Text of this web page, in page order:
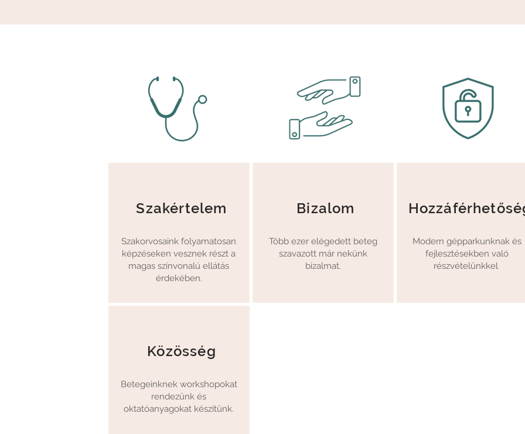
Szakértelem
Szakorvosaink folyamatosan
képzéseken vesznek részt a
magas színvonalú ellátás
érdekében.
Bizalom
Több ezer elégedett beteg
szavazott már nekünk
bizalmat.
Modern gépparkunknak és
fejlesztésekben való
részvételünkkel
Közösség
Betegeinknek workshopokat
rendezünk és
oktatóanyagokat készítünk.